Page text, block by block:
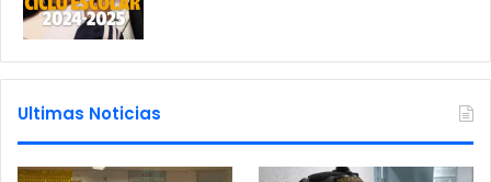
Ultimas Noticias